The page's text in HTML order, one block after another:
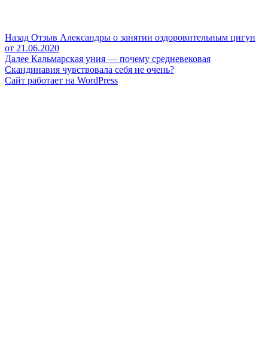
Навигация
по
записям
Назад Предыдущая
запись:
Отзыв Александры о занятии оздоровительным цигун
от 21.06.2020
Далее Следующая
запись:
Кальмарская уния — почему средневековая
Скандинавия чувствовала себя не очень?
Сайт работает на WordPress